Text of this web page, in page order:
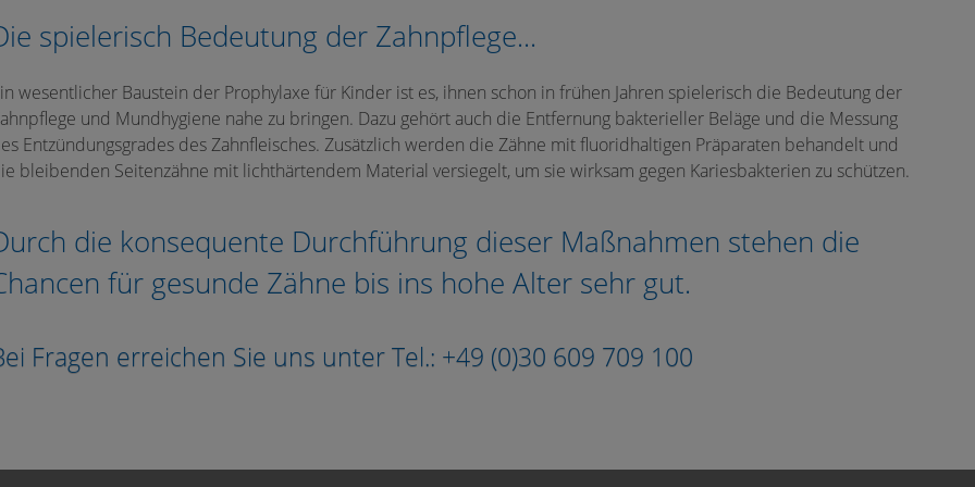
spielerisch Bedeutung der Zahnpflege...
wesentlicher Baustein der Prophylaxe für Kinder ist es, ihnen schon in frühen Jahren spielerisch die Bedeutung der
und Mundhygiene nahe zu bringen. Dazu gehört auch die Entfernung bakterieller Beläge und die Messung
Entzündungsgrades des Zahnfleisches. Zusätzlich werden die Zähne mit fluoridhaltigen Präparaten behandelt und
bleibenden Seitenzähne mit lichthärtendem Material versiegelt, um sie wirksam gegen Kariesbakterien zu schützen.
die konsequente Durchführung dieser Maßnahmen stehen die
für gesunde Zähne bis ins hohe Alter sehr gut.
Fragen erreichen Sie uns unter Tel.: +49 (0)30 609 709 100